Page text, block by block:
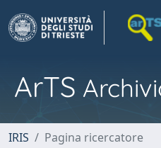
ArTS
IRIS Pagina ricercatore